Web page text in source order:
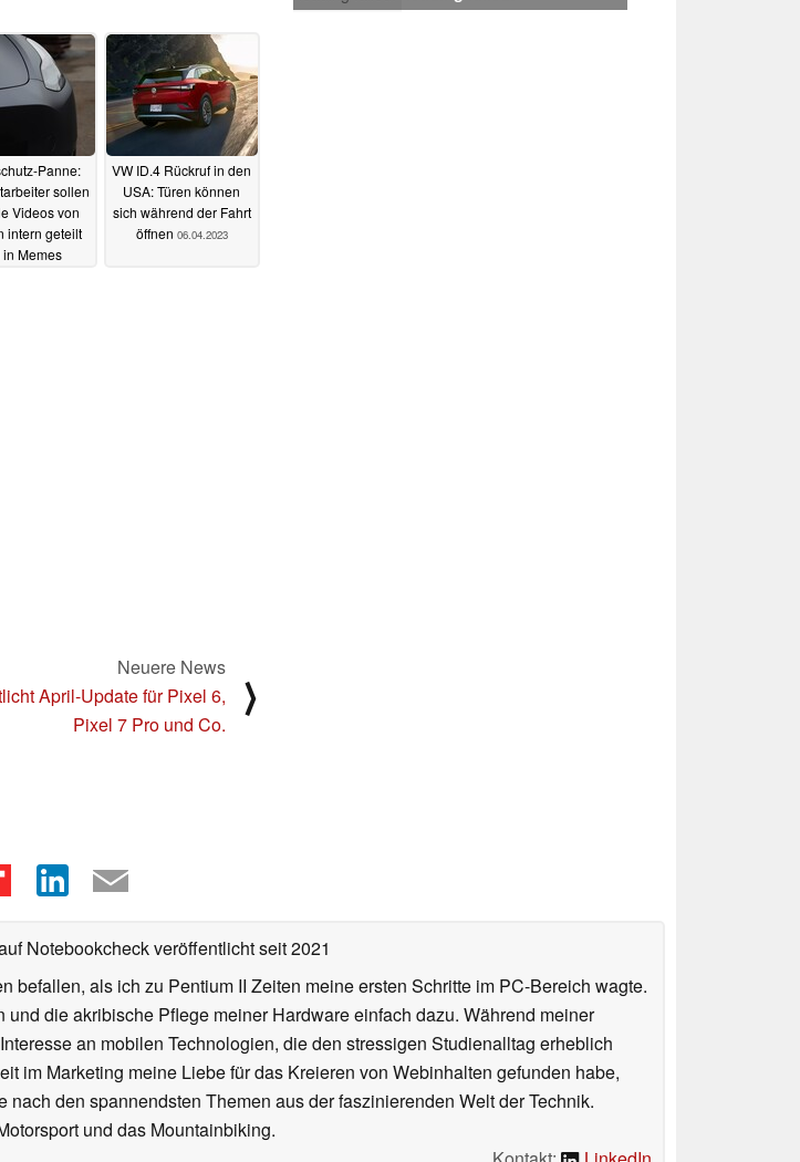
Panne:
sollen
Videos von
intern geteilt
Memes
VW ID.4 Rückruf in den
USA: Türen können
sich während der Fahrt
öffnen 06.04.2023
Neuere News
April-Update für Pixel 6,
Pixel 7 Pro und Co.
⟩
Notebookcheck veröffentlichtseit 2021
befallen, als ich zu Pentium II Zeiten meine ersten Schritte im PC-Bereich wagte.
die akribische Pflege meiner Hardware einfach dazu. Während meiner
an mobilen Technologien, die den stressigen Studienalltag erheblich
im Marketing meine Liebe für das Kreieren von Webinhalten gefunden habe,
den spannendsten Themen aus der faszinierenden Welt der Technik.
und das Mountainbiking.